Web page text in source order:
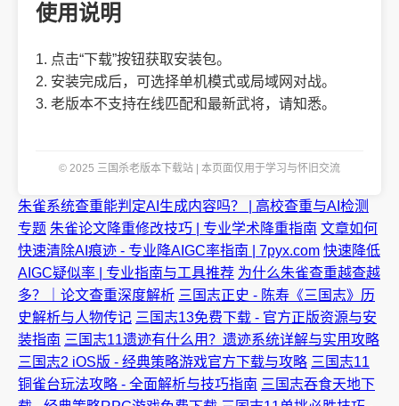
使用说明
1. 点击“下载”按钮获取安装包。
2. 安装完成后，可选择单机模式或局域网对战。
3. 老版本不支持在线匹配和最新武将，请知悉。
© 2025 三国杀老版本下载站 | 本页面仅用于学习与怀旧交流
朱雀系统查重能判定AI生成内容吗？ | 高校查重与AI检测
专题 朱雀论文降重修改技巧 | 专业学术降重指南 文章如何
快速清除AI痕迹 - 专业降AIGC率指南 | 7pyx.com 快速降低
AIGC疑似率 | 专业指南与工具推荐 为什么朱雀查重越查越
多？｜论文查重深度解析 三国志正史 - 陈寿《三国志》历
史解析与人物传记 三国志13免费下载 - 官方正版资源与安
装指南 三国志11遗迹有什么用？遗迹系统详解与实用攻略
三国志2 iOS版 - 经典策略游戏官方下载与攻略 三国志11
铜雀台玩法攻略 - 全面解析与技巧指南 三国志吞食天地下